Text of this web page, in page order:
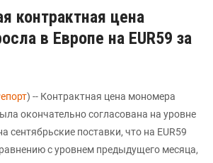
контрактная цена
в Европе на EUR59 за
) -- Контрактная цена мономера
окончательно согласована на уровне
сентябрьские поставки, что на EUR59
с уровнем предыдущего месяца,